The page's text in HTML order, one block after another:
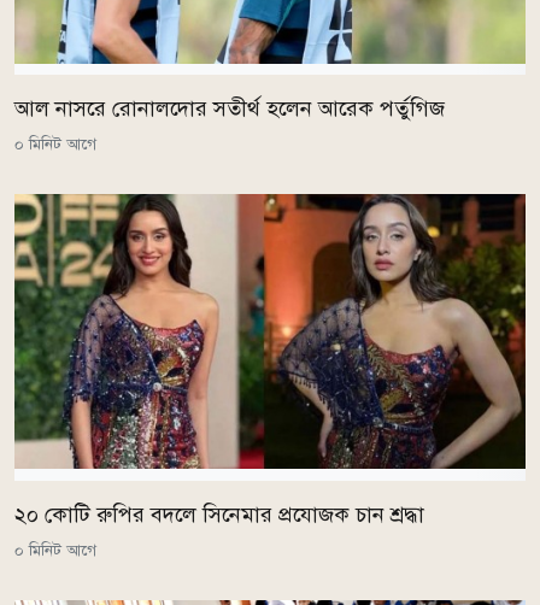
আল নাসরে রোনালদোর সতীর্থ হলেন আরেক পর্তুগিজ
০ মিনিট আগে
২০ কোটি রুপির বদলে সিনেমার প্রযোজক চান শ্রদ্ধা
০ মিনিট আগে